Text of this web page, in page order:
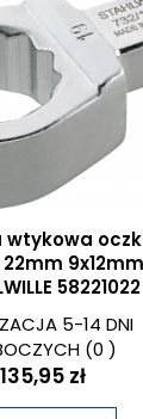
wtykowa
22mm 9x12mm
58221022
5-14 DNI
(0 )
135,95 zł